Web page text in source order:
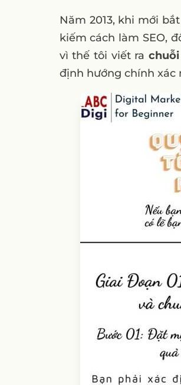
Năm 2013, khi mới
kiếm cách làm SEO,
vì thế tôi viết ra
định hướng chính xác